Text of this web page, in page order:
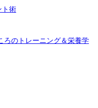
ト術
ろのトレーニング＆栄養学